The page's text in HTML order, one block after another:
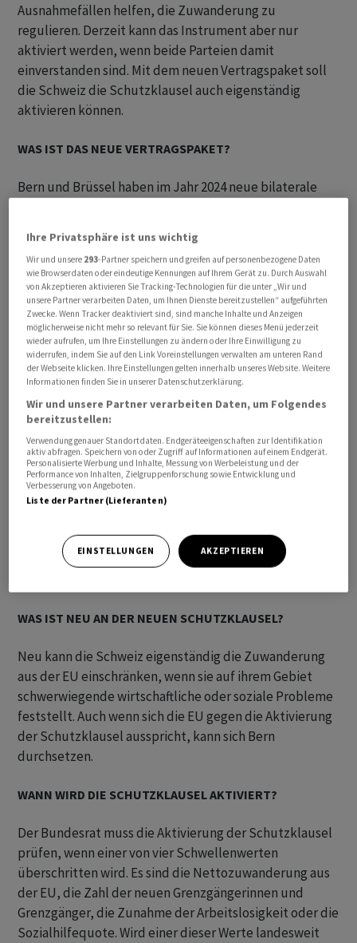
Ausnahmefällen helfen, die Zuwanderung zu
regulieren. Derzeit kann das Instrument aber nur
aktiviert werden, wenn beide Parteien damit
einverstanden sind. Mit dem neuen Vertragspaket soll
die Schweiz die Schutzklausel auch eigenständig
aktivieren können.
WAS IST DAS NEUE VERTRAGSPAKET?
Bern und Brüssel haben im Jahr 2024 neue bilaterale
werden. Das Ganze wird auch Vertragspaket oder
Bilaterale III genannt. Die Verträge sind derzeit nicht in
Kraft. Dafür müssen noch die Parlamente in Bern und der
EU zustimmen. In der Schweiz wird zudem davon
ausgegangen, dass die Verträge auch der
Stimmbevölkerung vorgelegt werden.
WAS IST NEU AN DER NEUEN SCHUTZKLAUSEL?
Neu kann die Schweiz eigenständig die Zuwanderung
aus der EU einschränken, wenn sie auf ihrem Gebiet
schwerwiegende wirtschaftliche oder soziale Probleme
feststellt. Auch wenn sich die EU gegen die Aktivierung
der Schutzklausel ausspricht, kann sich Bern
durchsetzen.
WANN WIRD DIE SCHUTZKLAUSEL AKTIVIERT?
Der Bundesrat muss die Aktivierung der Schutzklausel
prüfen, wenn einer von vier Schwellenwerten
überschritten wird. Es sind die Nettozuwanderung aus
der EU, die Zahl der neuen Grenzgängerinnen und
Grenzgänger, die Zunahme der Arbeitslosigkeit oder die
Sozialhilfequote. Wird einer dieser Werte landesweit
Ihre Privatsphäre ist uns wichtig
Wir und unsere 293-Partner speichern und greifen auf personenbezogene Daten
wie Browserdaten oder eindeutige Kennungen auf Ihrem Gerät zu. Durch Auswahl
von Akzeptieren aktivieren Sie Tracking-Technologien für die unter „Wir und
unsere Partner verarbeiten Daten, um Ihnen Dienste bereitzustellen“ aufgeführten
Zwecke. Wenn Tracker deaktiviert sind, sind manche Inhalte und Anzeigen
möglicherweise nicht mehr so relevant für Sie. Sie können dieses Menü jederzeit
wieder aufrufen, um Ihre Einstellungen zu ändern oder Ihre Einwilligung zu
widerrufen, indem Sie auf den Link Voreinstellungen verwalten am unteren Rand
der Webseite klicken. Ihre Einstellungen gelten innerhalb unseres Website. Weitere
Informationen finden Sie in unserer Datenschutzerklärung.
Wir und unsere Partner verarbeiten Daten, um Folgendes
bereitzustellen:
Verwendung genauer Standortdaten. Endgeräteeigenschaften zur Identifikation
aktiv abfragen. Speichern von oder Zugriff auf Informationen auf einem Endgerät.
Personalisierte Werbung und Inhalte, Messung von Werbeleistung und der
Performance von Inhalten, Zielgruppenforschung sowie Entwicklung und
Verbesserung von Angeboten.
Liste der Partner (Lieferanten)
EINSTELLUNGEN AKZEPTIEREN